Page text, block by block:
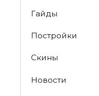
Гайды
Постройки
Скины
Новости